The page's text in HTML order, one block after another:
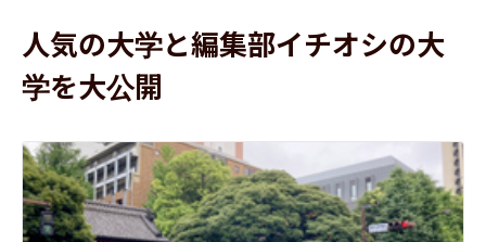
人気の大学と編集部イチオシの大
学を大公開